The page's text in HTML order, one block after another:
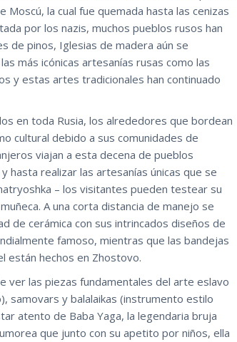
la cual fue quemada hasta las cenizas
por los nazis, muchos pueblos rusos han
de pinos, Iglesias de madera aún se
más icónicas artesanías rusas como las
y estas artes tradicionales han continuado
en toda Rusia, los alrededores que bordean
cultural debido a sus comunidades de
viajan a esta decena de pueblos
hasta realizar las artesanías únicas que se
– los visitantes pueden testear su
A una corta distancia de manejo se
de cerámica con sus intrincados diseños de
famoso, mientras que las bandejas
están hechos en Zhostovo.
ver las piezas fundamentales del arte eslavo
samovars y balalaikas (instrumento estilo
atento de Baba Yaga, la legendaria bruja
que junto con su apetito por niños, ella